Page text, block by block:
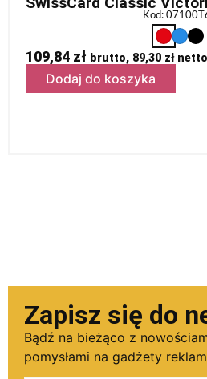
Kod:
109,84 zł brutto, 89,30 złnetto
Dodaj do koszyka
Zapisz się do
Bądź na bieżąco z
pomysłami na gadżety